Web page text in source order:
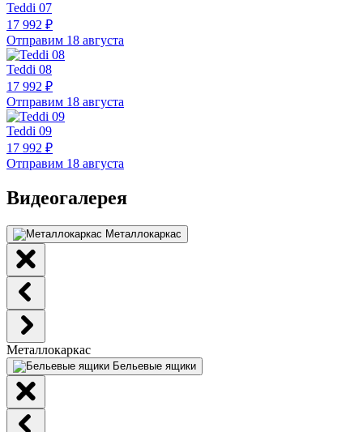
Teddi 07
17 992 ₽
Отправим 18 августа
Teddi 08
17 992 ₽
Отправим 18 августа
Teddi 09
17 992 ₽
Отправим 18 августа
Видеогалерея
Металлокаркас
Металлокаркас
Бельевые ящики